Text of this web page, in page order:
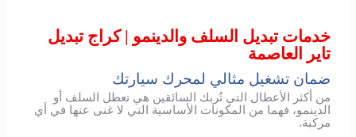
خدمات تبديل السلف والدينمو | كراج تبديل
تاير العاصمة
ضمان تشغيل مثالي لمحرك سيارتك
من أكثر الأعطال التي تُربك السائقين هي تعطل السلف أو
الدينمو، فهما من المكونات الأساسية التي لا غنى عنها في أي
مركبة.